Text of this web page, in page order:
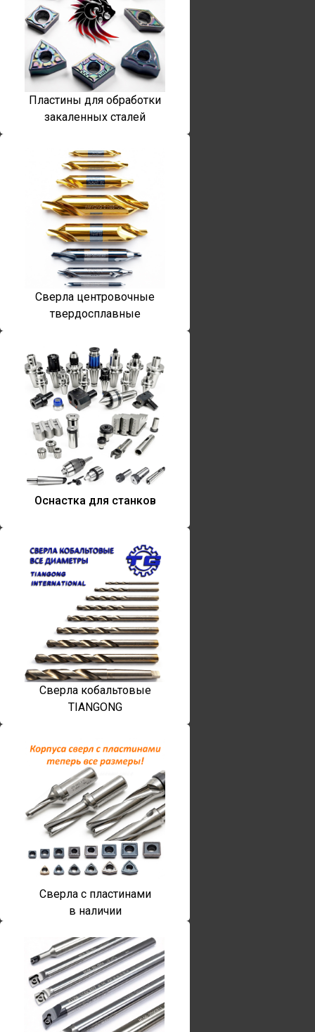
Пластины для обработки
закаленных сталей
Сверла центровочные
твердосплавные
Оснастка для станков
Сверла кобальтовые
TIANGONG
Сверла с пластинами
в наличии